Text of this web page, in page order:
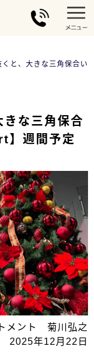
と、大きな三角保合い
な三角保合
】週間予定
メント 菊川弘之
2025年12月22日